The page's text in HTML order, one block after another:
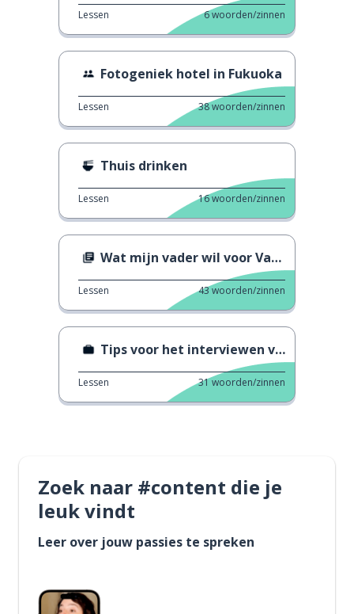
Lessen 6woorden/zinnen
Fotogeniek hotel in Fukuoka
Lessen 38woorden/zinnen
Thuis drinken
Lessen 16woorden/zinnen
Wat mijn vader wil voor Vaderdag
Lessen 43woorden/zinnen
Tips voor het interviewen van de CEO
Lessen 31woorden/zinnen
Zoek naar #content die je
leuk vindt
Leer over jouw passies te spreken